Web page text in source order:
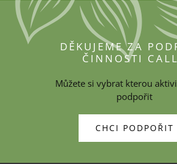
DĚKUJEME ZA
ČINNOSTI
Můžete si vybrat kterou
podpořit
CHCI PODPOŘIT